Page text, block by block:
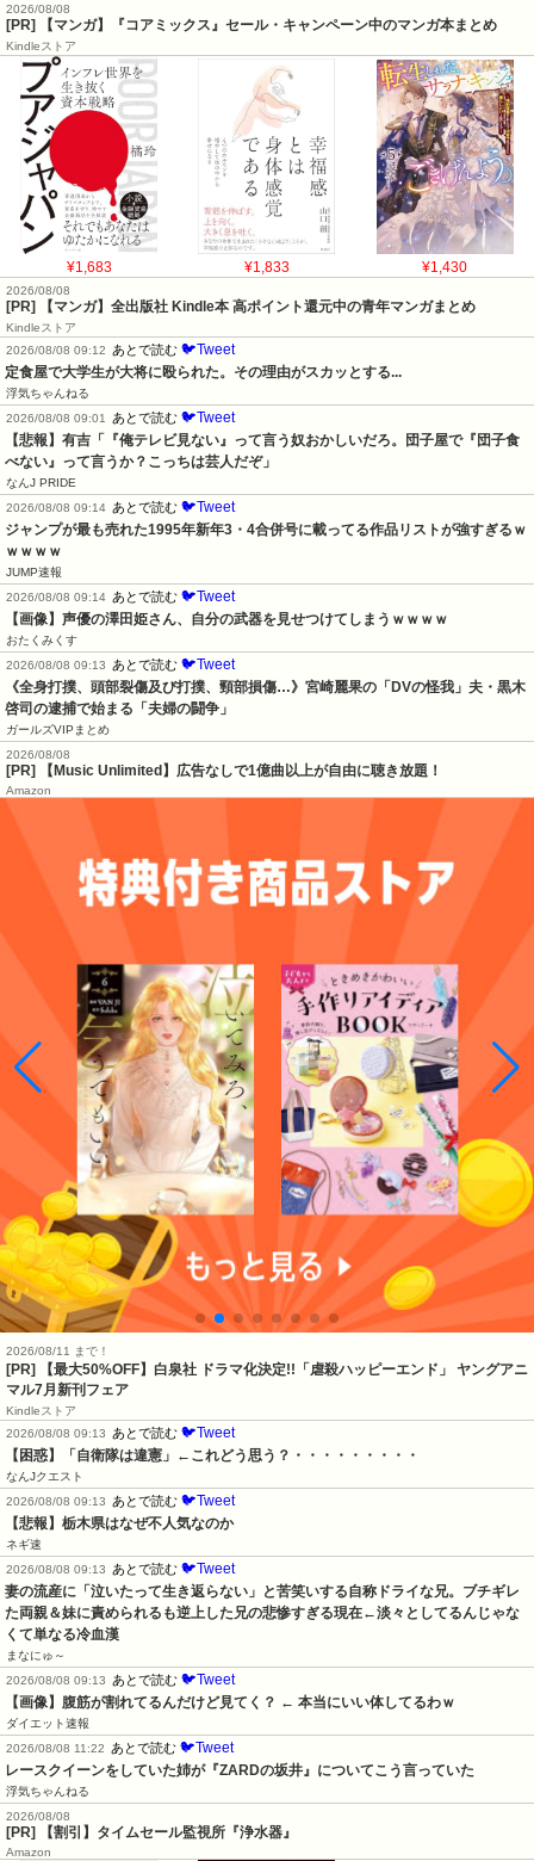
2026/08/08
[PR] 【マンガ】『コアミックス』セール・キャンペーン中のマンガ本まとめ
Kindleストア
¥1,683 ¥1,833 ¥1,430
2026/08/08
[PR] 【マンガ】全出版社 Kindle本 高ポイント還元中の青年マンガまとめ
Kindleストア
2026/08/08 09:12
あとで読む 🐦Tweet
定食屋で大学生が大将に殴られた。その理由がスカッとする...
浮気ちゃんねる
2026/08/08 09:01
あとで読む 🐦Tweet
【悲報】有吉「『俺テレビ見ない』って言う奴おかしいだろ。団子屋で『団子食
べない』って言うか？こっちは芸人だぞ」
なんJ PRIDE
2026/08/08 09:14 あとで読む 🐦Tweet
ジャンプが最も売れた1995年新年3・4合併号に載ってる作品リストが強すぎるｗ
ｗｗｗｗ
JUMP速報
2026/08/08 09:14 あとで読む 🐦Tweet
【画像】声優の澤田姫さん、自分の武器を見せつけてしまうｗｗｗｗ
おたくみくす
2026/08/08 09:13
あとで読む 🐦Tweet
《全身打撲、頭部裂傷及び打撲、頸部損傷…》宮崎麗果の「DVの怪我」夫・黒木
啓司の逮捕で始まる「夫婦の闘争」
ガールズVIPまとめ
2026/08/08
[PR] 【Music Unlimited】広告なしで1億曲以上が自由に聴き放題！
Amazon
2026/08/11 まで！
[PR] 【最大50%OFF】白泉社 ドラマ化決定!!「虐殺ハッピーエンド」 ヤングアニ
マル7月新刊フェア
Kindleストア
2026/08/08 09:13
あとで読む 🐦Tweet
【困惑】「自衛隊は違憲」←これどう思う？・・・・・・・・・
なんJクエスト
2026/08/08 09:13
あとで読む 🐦Tweet
【悲報】栃木県はなぜ不人気なのか
ネギ速
2026/08/08 09:13
あとで読む 🐦Tweet
妻の流産に「泣いたって生き返らない」と苦笑いする自称ドライな兄。ブチギレ
た両親＆妹に責められるも逆上した兄の悲惨すぎる現在←淡々としてるんじゃな
くて単なる冷血漢
まなにゅ～
2026/08/08 09:13
あとで読む 🐦Tweet
【画像】腹筋が割れてるんだけど見てく？ ← 本当にいい体してるわｗ
ダイエット速報
2026/08/08 11:22
あとで読む 🐦Tweet
レースクイーンをしていた姉が『ZARDの坂井』についてこう言っていた
浮気ちゃんねる
2026/08/08
[PR] 【割引】タイムセール監視所『浄水器』
Amazon